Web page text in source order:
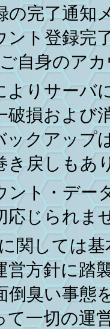
の完了通知
ント登録完
自身のア
よりサーバ
破損および
ックアップ
き戻しもあ
ント・デー
応じられま
関しては
営方針に踏
倒臭い事態
て一切の運